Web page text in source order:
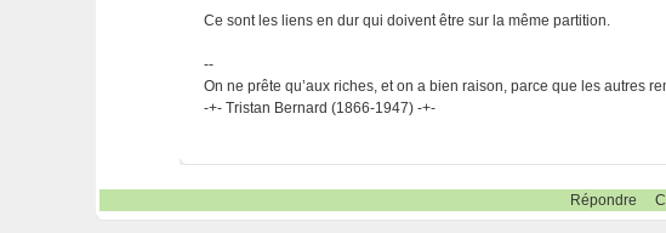
Ce sont les liens en dur qui doivent être sur la même partition.
--
On ne prête qu’aux riches, et on a bien raison, parce que les autres
-+- Tristan Bernard (1866-1947) -+-
Répondre